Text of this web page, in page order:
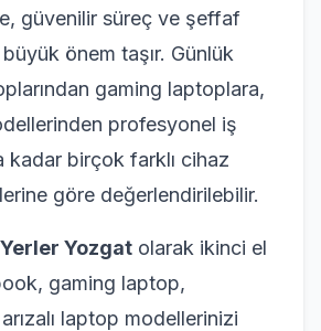
güvenilir süreç ve şeffaf
önem taşır. Günlük
gaming laptoplara,
profesyonel iş
kadar birçok farklı cihaz
göre değerlendirilebilir.
Yozgat olarak ikinci el
gaming laptop,
laptop modellerinizi